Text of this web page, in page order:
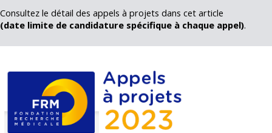
Consultez le détail des appels à projets dans cet article
(date limite de candidature spécifique à chaque appel).